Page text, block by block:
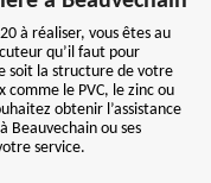
à réaliser, vous êtes au
qu’il faut pour
soit la structure de votre
comme le PVC, le zinc ou
obtenir l’assistance
Beauvechain ou ses
service.